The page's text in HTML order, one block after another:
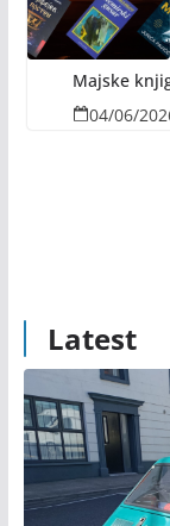
Majske
04/06/
Latest